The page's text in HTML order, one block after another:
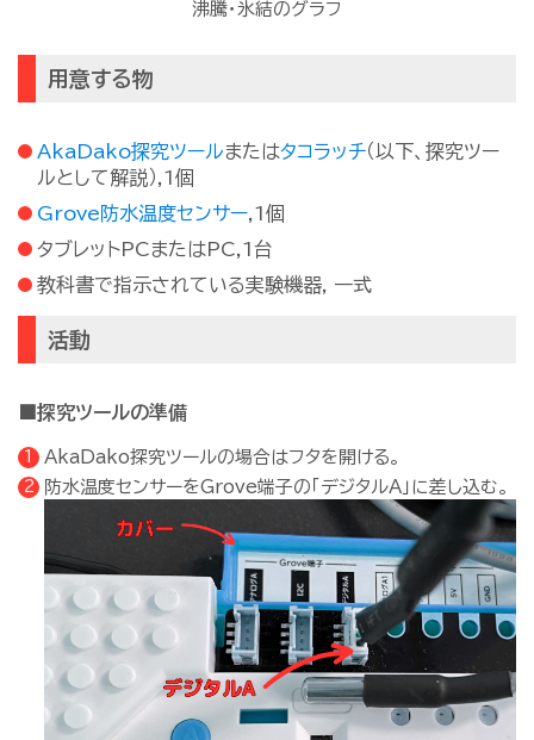
沸騰・氷結のグラフ
用意する物
AkaDako探究ツールまたはタコラッチ（以下、探究ツー
ルとして解説）,1個
Grove防水温度センサー,1個
タブレットPCまたはPC,1台
教科書で指示されている実験機器, 一式
活動
■探究ツールの準備
AkaDako探究ツールの場合はフタを開ける。
防水温度センサーをGrove端子の「デジタルA」に差し込む。